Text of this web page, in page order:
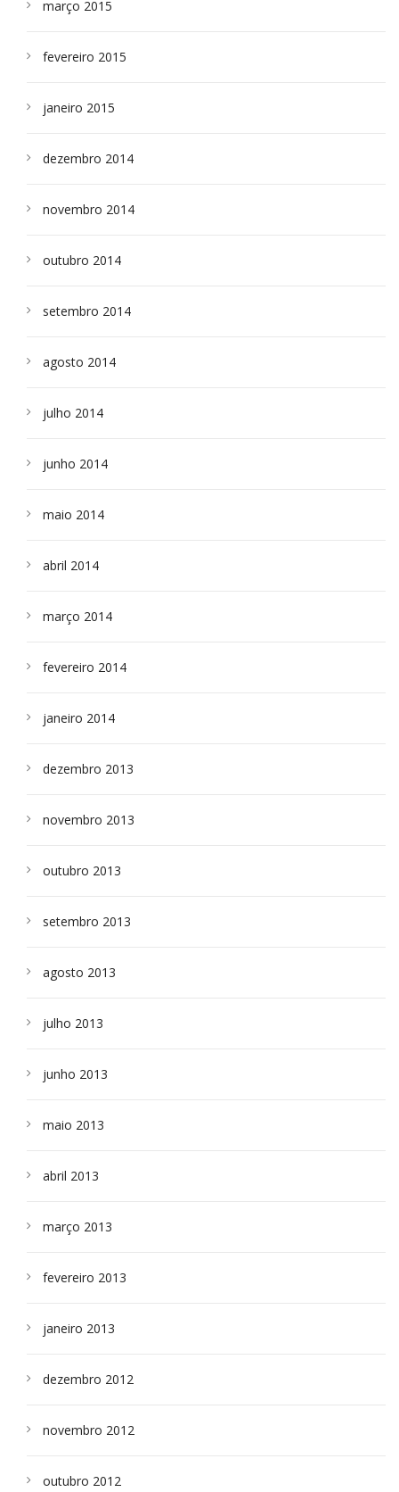
março 2015
fevereiro 2015
janeiro 2015
dezembro 2014
novembro 2014
outubro 2014
setembro 2014
agosto 2014
julho 2014
junho 2014
maio 2014
abril 2014
março 2014
fevereiro 2014
janeiro 2014
dezembro 2013
novembro 2013
outubro 2013
setembro 2013
agosto 2013
julho 2013
junho 2013
maio 2013
abril 2013
março 2013
fevereiro 2013
janeiro 2013
dezembro 2012
novembro 2012
outubro 2012